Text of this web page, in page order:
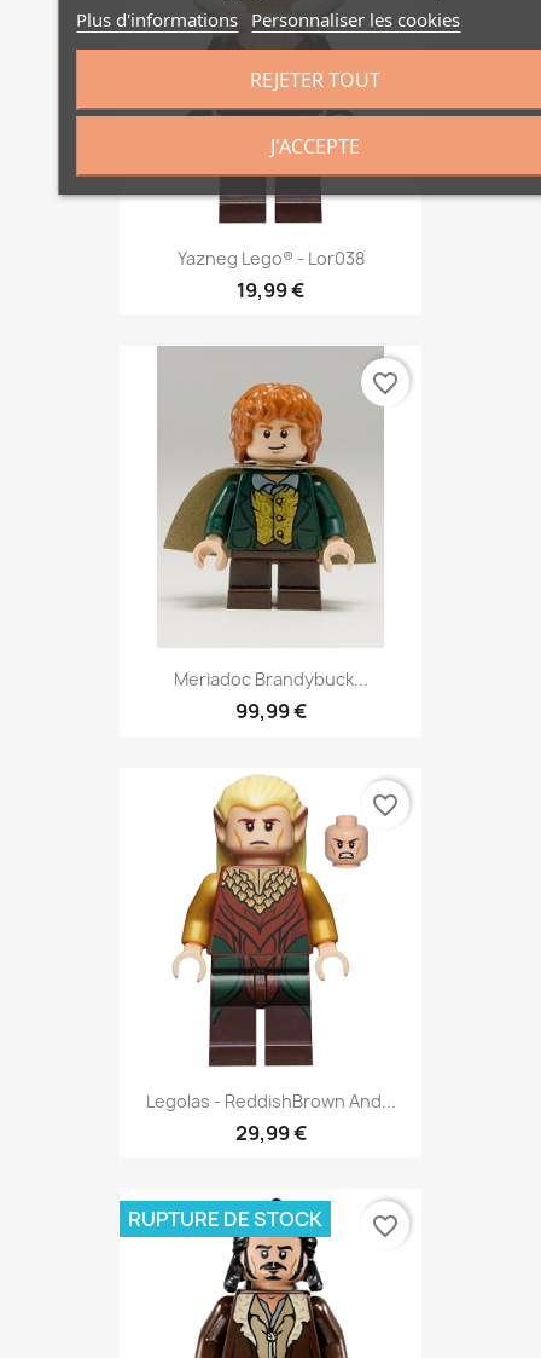
Yazneg Lego® - Lor038
19,99 €
Meriadoc Brandybuck...
99,99 €
favorite_border
Legolas - ReddishBrown And...
29,99 €
favorite_border
RUPTURE DE STOCK favorite_border
Plus d'informations Personnaliser les cookies
REJETER TOUT
J'ACCEPTE